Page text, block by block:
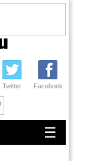
Twitter Facebook
☰